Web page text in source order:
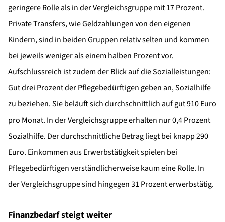
geringere Rolle als in der Vergleichsgruppe mit 17 Prozent.
Private Transfers, wie Geldzahlungen von den eigenen
Kindern, sind in beiden Gruppen relativ selten und kommen
bei jeweils weniger als einem halben Prozent vor.
Aufschlussreich ist zudem der Blick auf die Sozialleistungen:
Gut drei Prozent der Pflegebedürftigen geben an, Sozialhilfe
zu beziehen. Sie beläuft sich durchschnittlich auf gut 910 Euro
pro Monat. In der Vergleichsgruppe erhalten nur 0,4 Prozent
Sozialhilfe. Der durchschnittliche Betrag liegt bei knapp 290
Euro. Einkommen aus Erwerbstätigkeit spielen bei
Pflegebedürftigen verständlicherweise kaum eine Rolle. In
der Vergleichsgruppe sind hingegen 31 Prozent erwerbstätig.
Finanzbedarf steigt weiter